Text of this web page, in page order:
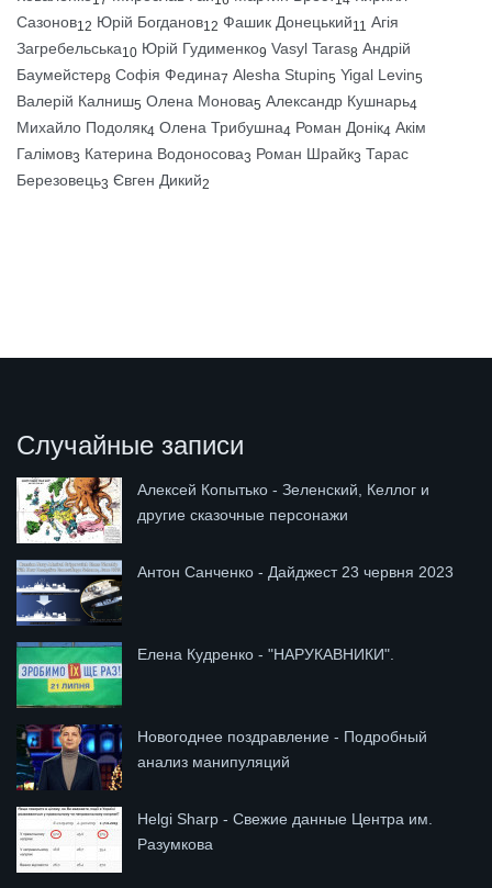
Сазонов12 Юрій Богданов12 Фашик Донецький11 Агія
Загребельська10 Юрій Гудименко9 Vasyl Taras8 Андрій
Баумейстер8 Софія Федина7 Alesha Stupin5 Yigal Levin5
Валерій Калниш5 Олена Монова5 Александр Кушнарь4
Михайло Подоляк4 Олена Трибушна4 Роман Донік4 Акім
Галімов3 Катерина Водоносова3 Роман Шрайк3 Тарас
Березовець3 Євген Дикий2
Случайные записи
Алексей Копытько - Зеленский, Келлог и
другие сказочные персонажи
Антон Санченко - Дайджест 23 червня 2023
Елена Кудренко - "НАРУКАВНИКИ".
Новогоднее поздравление - Подробный
анализ манипуляций
Helgi Sharp - Свежие данные Центра им.
Разумкова